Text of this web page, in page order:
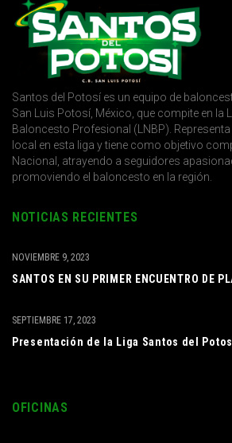
Santos del Potosí es un equipo de
San Luis Potosí, México, que compite en la
Baloncesto Profesional (LNBP).
local en esta liga y tiene como objetivo
Nacional, atrayendo a seguidores
promoviendo el baloncesto en la región.
NOTICIAS RECIENTES
SANTOS EN SU PRIMER ENCUENTRO DE
NOVIEMBRE 9, 2023
Presentación de la Liga Santos del
SEPTIEMBRE 17, 2023
OFICINAS